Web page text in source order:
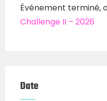
Événement terminé,
Challenge II – 2026
Date